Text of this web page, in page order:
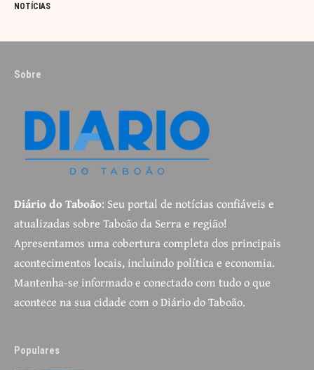
NOTÍCIAS
Sobre
Diário do Taboão: Seu portal de notícias confiáveis e
atualizadas sobre Taboão da Serra e região!
Apresentamos uma cobertura completa dos principais
acontecimentos locais, incluindo política e economia.
Mantenha-se informado e conectado com tudo o que
acontece na sua cidade com o Diário do Taboão.
Populares